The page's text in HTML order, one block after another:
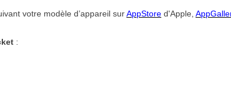
votre modèle d’appareil surAppStore d'Apple,
: